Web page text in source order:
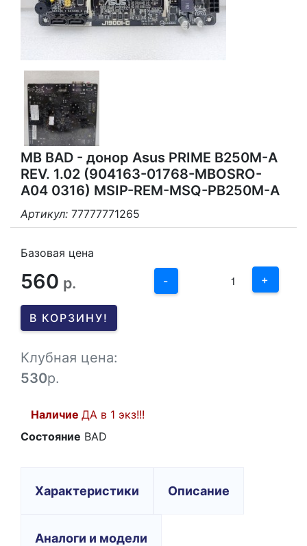
MB BAD - донор Asus PRIME B250M-A
REV. 1.02 (904163-01768-MBOSRO-
A04 0316) MSIP-REM-MSQ-PB250M-A
Артикул: 77777771265
Базовая цена
560 р. -
3
1
+
В КОРЗИНУ!
Клубная цена:
530р.
Наличие ДА в 1 экз!!!
Состояние BAD
Характеристики Описание
Аналоги и модели